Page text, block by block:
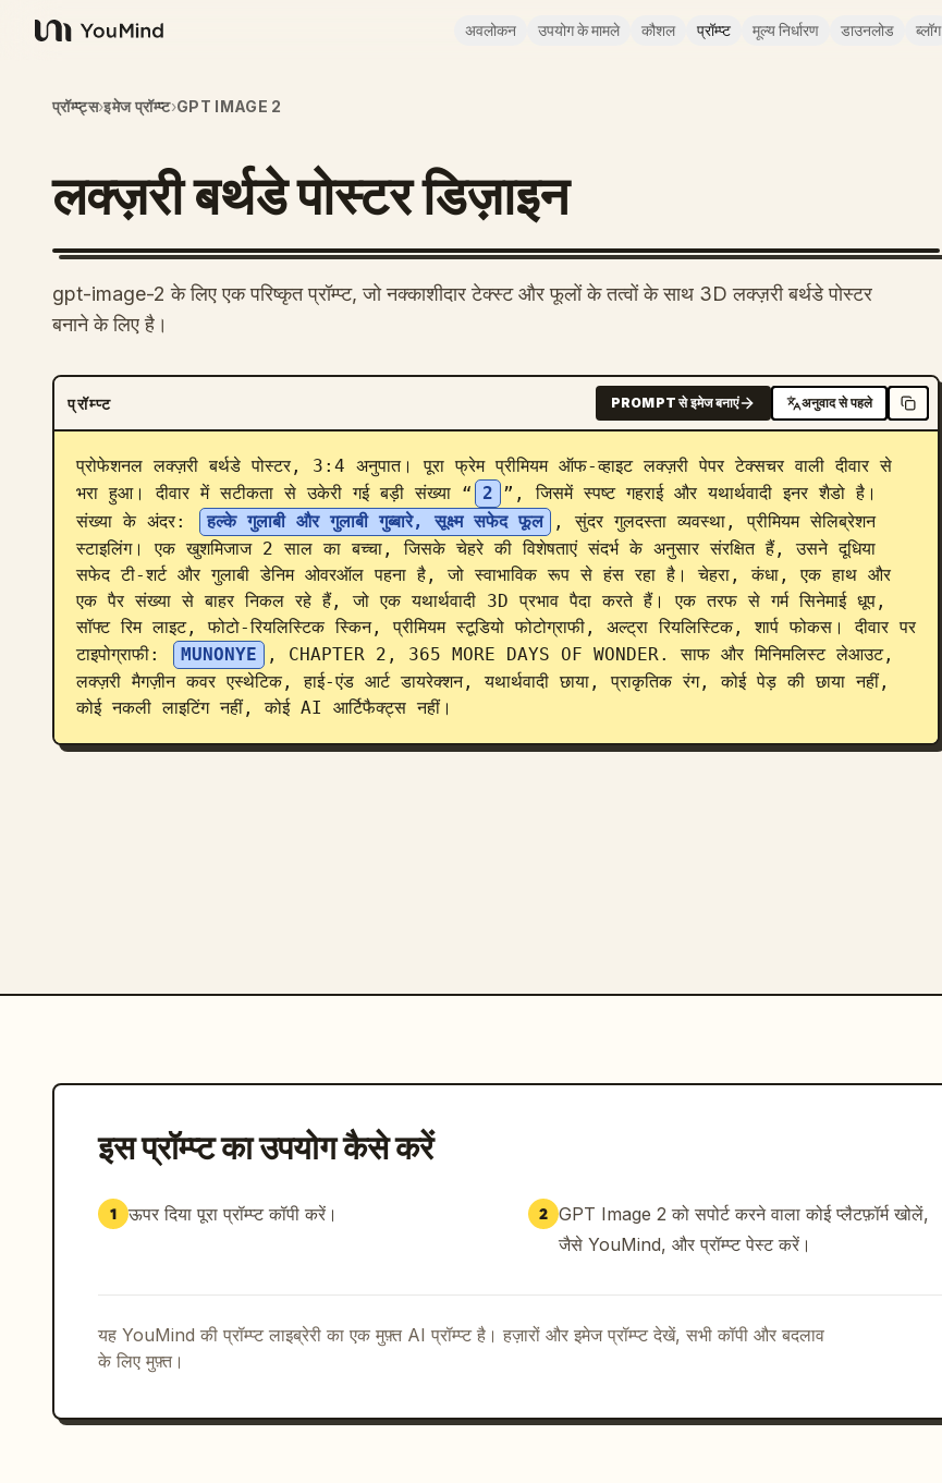
YouMind
अवलोकन उपयोग के मामले कौशल प्रॉम्प्ट मूल्य निर्धारण डाउनलोड ब्लॉग
प्रॉम्प्ट्स›इमेज प्रॉम्प्ट›GPT IMAGE 2
लक्ज़री बर्थडे पोस्टर डिज़ाइन
gpt-image-2 के लिए एक परिष्कृत प्रॉम्प्ट, जो नक्काशीदार टेक्स्ट और फूलों के तत्वों के साथ 3D लक्ज़री बर्थडे पोस्टर
बनाने के लिए है।
प्रॉम्प्ट PROMPT से इमेज बनाएं अनुवाद से पहले
प्रोफेशनल लक्ज़री बर्थडे पोस्टर, 3:4 अनुपात। पूरा फ्रेम प्रीमियम ऑफ-व्हाइट लक्ज़री पेपर टेक्सचर वाली दीवार से
भरा हुआ। दीवार में सटीकता से उकेरी गई बड़ी संख्या “
2 ”, जिसमें स्पष्ट गहराई और यथार्थवादी इनर शैडो है।
संख्या के अंदर:
हल्के गुलाबी और गुलाबी गुब्बारे, सूक्ष्म सफेद फूल
, सुंदर गुलदस्ता व्यवस्था, प्रीमियम सेलिब्रेशन
स्टाइलिंग। एक खुशमिजाज 2 साल का बच्चा, जिसके चेहरे की विशेषताएं संदर्भ के अनुसार संरक्षित हैं, उसने दूधिया
सफेद टी-शर्ट और गुलाबी डेनिम ओवरऑल पहना है, जो स्वाभाविक रूप से हंस रहा है। चेहरा, कंधा, एक हाथ और
एक पैर संख्या से बाहर निकल रहे हैं, जो एक यथार्थवादी 3D प्रभाव पैदा करते हैं। एक तरफ से गर्म सिनेमाई धूप,
सॉफ्ट रिम लाइट, फोटो-रियलिस्टिक स्किन, प्रीमियम स्टूडियो फोटोग्राफी, अल्ट्रा रियलिस्टिक, शार्प फोकस। दीवार पर
टाइपोग्राफी:
MUNONYE
, CHAPTER 2, 365 MORE DAYS OF WONDER. साफ और मिनिमलिस्ट लेआउट,
लक्ज़री मैगज़ीन कवर एस्थेटिक, हाई-एंड आर्ट डायरेक्शन, यथार्थवादी छाया, प्राकृतिक रंग, कोई पेड़ की छाया नहीं,
कोई नकली लाइटिंग नहीं, कोई AI आर्टिफैक्ट्स नहीं।
इस प्रॉम्प्ट का उपयोग कैसे करें
1 ऊपर दिया पूरा प्रॉम्प्ट कॉपी करें। 2 GPT Image 2 को सपोर्ट करने वाला कोई प्लैटफ़ॉर्म खोलें,
जैसे YouMind, और प्रॉम्प्ट पेस्ट करें।
यह YouMind की प्रॉम्प्ट लाइब्रेरी का एक मुफ़्त AI प्रॉम्प्ट है। हज़ारों और इमेज प्रॉम्प्ट देखें, सभी कॉपी और बदलाव
के लिए मुफ़्त।